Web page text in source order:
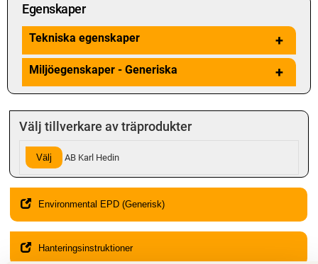
Egenskaper
Tekniska egenskaper +
Miljöegenskaper - Generiska +
Välj tillverkare av träprodukter
Välj AB Karl Hedin
Environmental EPD (Generisk)
Hanteringsinstruktioner